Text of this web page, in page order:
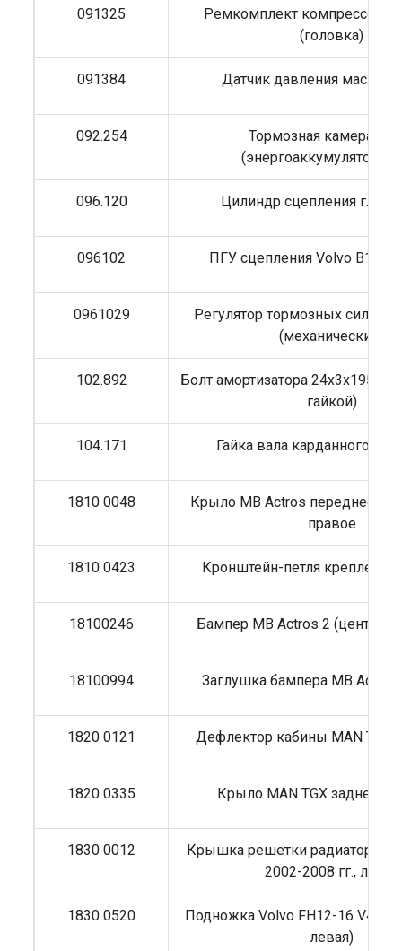
091325
Ремкомплект компрессора
(головка)
091384 Датчик давления масла
092.254
Тормозная камера
(энергоаккумулятор)
096.120 Цилиндр сцепления
096102 ПГУ сцепления Volvo B10M,
0961029
Регулятор тормозных сил
(механический)
102.892
Болт амортизатора 24x3x195
гайкой)
104.171 Гайка вала карданного
1810 0048
Крыло MB Actros переднее
правое
1810 0423 Кронштейн-петля
18100246 Бампер MB Actros 2
18100994 Заглушка бампера MB Actros
1820 0121 Дефлектор кабины MAN TGA
1820 0335 Крыло MAN TGX заднее
1830 0012
Крышка решетки радиатора
2002-2008 гг., левая
1830 0520
Подножка Volvo FH12-16 V4
левая)